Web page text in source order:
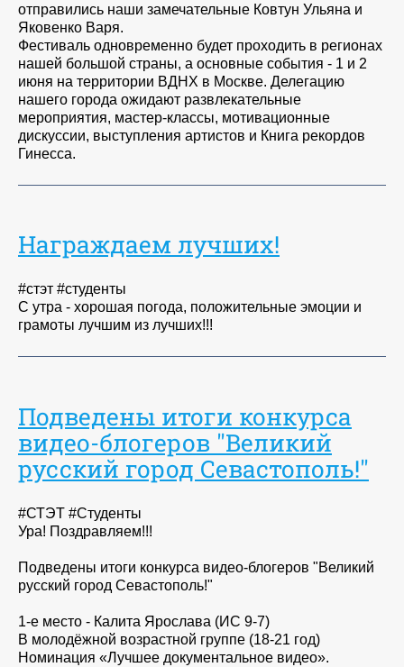
отправились наши замечательные Ковтун Ульяна и
Яковенко Варя.
Фестиваль одновременно будет проходить в регионах
нашей большой страны, а основные события - 1 и 2
июня на территории ВДНХ в Москве. Делегацию
нашего города ожидают развлекательные
мероприятия, мастер-классы, мотивационные
дискуссии, выступления артистов и Книга рекордов
Гинесса.
Награждаем лучших!
#стэт #студенты
С утра - хорошая погода, положительные эмоции и
грамоты лучшим из лучших!!!
Подведены итоги конкурса
видео-блогеров "Великий
русский город Севастополь!"
#СТЭТ #Студенты
Ура! Поздравляем!!!
Подведены итоги конкурса видео-блогеров "Великий
русский город Севастополь!"
1-е место - Калита Ярослава (ИС 9-7)
В молодёжной возрастной группе (18-21 год)
Номинация «Лучшее документальное видео».